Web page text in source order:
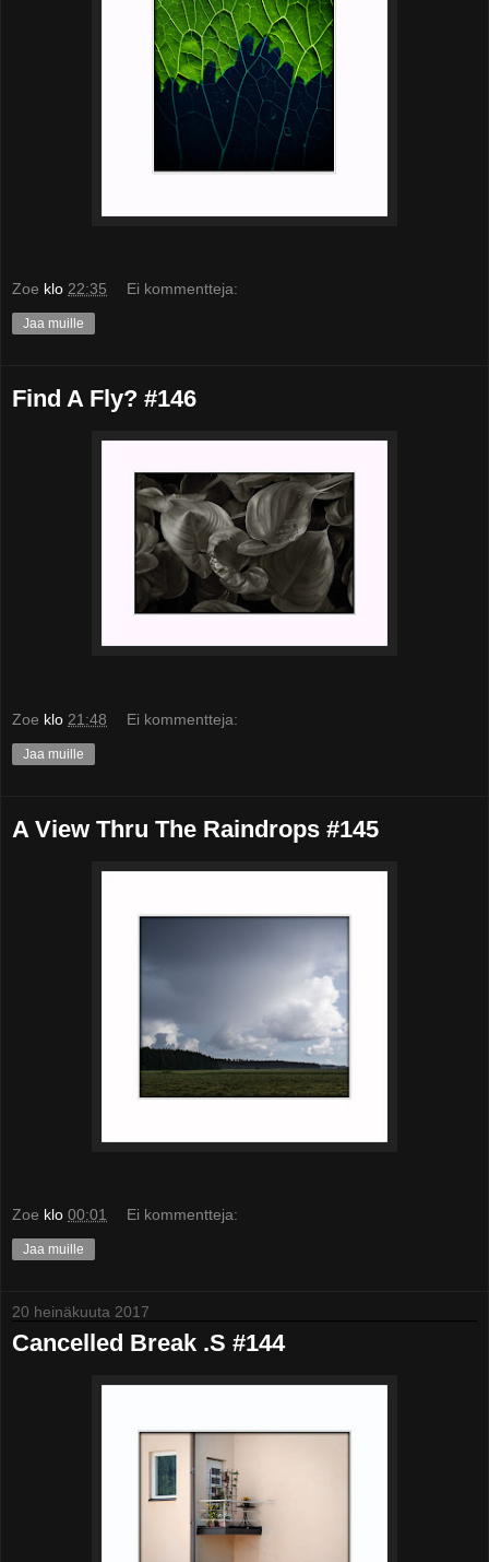
Zoe klo 22:35 Ei kommentteja:
Jaa muille
Find A Fly? #146
Zoe klo 21:48 Ei kommentteja:
Jaa muille
A View Thru The Raindrops #145
Zoe klo 00:01 Ei kommentteja:
Jaa muille
20 heinäkuuta 2017
Cancelled Break .S #144